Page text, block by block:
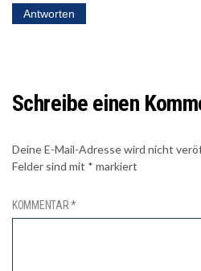
Antworten
Schreibe einen
Deine E-Mail-Adresse wird nicht
Felder sind mit * markiert
KOMMENTAR*